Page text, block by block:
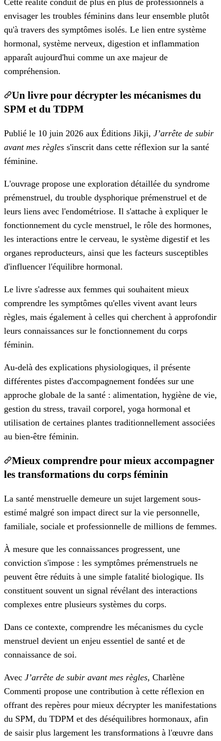
Cette réalité conduit de plus en plus de professionnels à
envisager les troubles féminins dans leur ensemble plutôt
qu'à travers des symptômes isolés. Le lien entre système
hormonal, système nerveux, digestion et inflammation
apparaît aujourd'hui comme un axe majeur de
compréhension.
Un livre pour décrypter les mécanismes du
SPM et du TDPM
Publié le 10 juin 2026 aux Éditions Jikji, J’arrête de subir
avant mes règles s'inscrit dans cette réflexion sur la santé
féminine.
L'ouvrage propose une exploration détaillée du syndrome
prémenstruel, du trouble dysphorique prémenstruel et de
leurs liens avec l'endométriose. Il s'attache à expliquer le
fonctionnement du cycle menstruel, le rôle des hormones,
les interactions entre le cerveau, le système digestif et les
organes reproducteurs, ainsi que les facteurs susceptibles
d'influencer l'équilibre hormonal.
Le livre s'adresse aux femmes qui souhaitent mieux
comprendre les symptômes qu'elles vivent avant leurs
règles, mais également à celles qui cherchent à approfondir
leurs connaissances sur le fonctionnement du corps
féminin.
Au-delà des explications physiologiques, il présente
différentes pistes d'accompagnement fondées sur une
approche globale de la santé : alimentation, hygiène de vie,
gestion du stress, travail corporel, yoga hormonal et
utilisation de certaines plantes traditionnellement associées
au bien-être féminin.
Mieux comprendre pour mieux accompagner
les transformations du corps féminin
La santé menstruelle demeure un sujet largement sous-
estimé malgré son impact direct sur la vie personnelle,
familiale, sociale et professionnelle de millions de femmes.
À mesure que les connaissances progressent, une
conviction s'impose : les symptômes prémenstruels ne
peuvent être réduits à une simple fatalité biologique. Ils
constituent souvent un signal révélant des interactions
complexes entre plusieurs systèmes du corps.
Dans ce contexte, comprendre les mécanismes du cycle
menstruel devient un enjeu essentiel de santé et de
connaissance de soi.
Avec J’arrête de subir avant mes règles, Charlène
Commenti propose une contribution à cette réflexion en
offrant des repères pour mieux décrypter les manifestations
du SPM, du TDPM et des déséquilibres hormonaux, afin
de saisir plus largement les transformations à l'œuvre dans